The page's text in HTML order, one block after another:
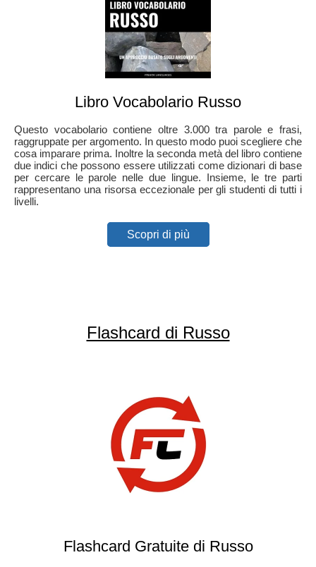
Libro Vocabolario Russo
Questo vocabolario contiene oltre 3.000 tra parole e frasi,
raggruppate per argomento. In questo modo puoi scegliere che
cosa imparare prima. Inoltre la seconda metà del libro contiene
due indici che possono essere utilizzati come dizionari di base
per cercare le parole nelle due lingue. Insieme, le tre parti
rappresentano una risorsa eccezionale per gli studenti di tutti i
livelli.
Scopri di più
Flashcard di Russo
Flashcard Gratuite di Russo